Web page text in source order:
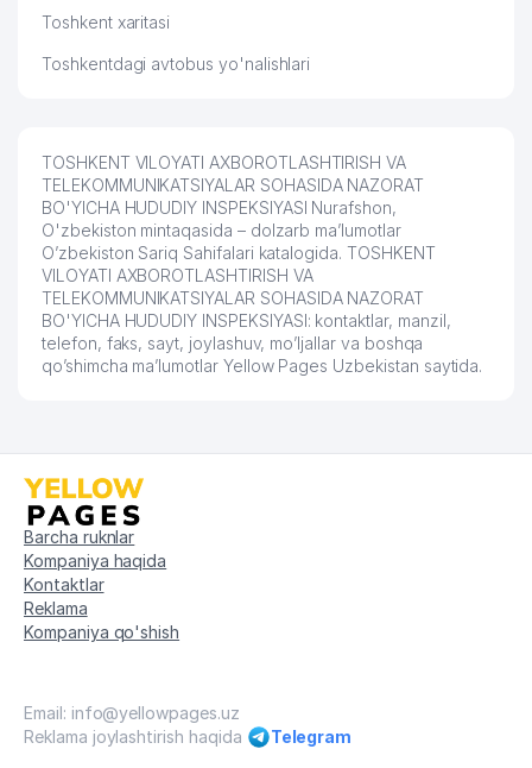
Toshkent xaritasi
Toshkentdagi avtobus yo'nalishlari
TOSHKENT VILOYATI AXBOROTLASHTIRISH VA
TELEKOMMUNIKATSIYALAR SOHASIDA NAZORAT
BO'YICHA HUDUDIY INSPEKSIYASI Nurafshon,
O'zbekiston mintaqasida – dolzarb ma’lumotlar
O’zbekiston Sariq Sahifalari katalogida. TOSHKENT
VILOYATI AXBOROTLASHTIRISH VA
TELEKOMMUNIKATSIYALAR SOHASIDA NAZORAT
BO'YICHA HUDUDIY INSPEKSIYASI: kontaktlar, manzil,
telefon, faks, sayt, joylashuv, mo’ljallar va boshqa
qo’shimcha ma’lumotlar Yellow Pages Uzbekistan saytida.
Barcha ruknlar
Kompaniya haqida
Kontaktlar
Reklama
Kompaniya qo'shish
Email: info@yellowpages.uz
Reklama joylashtirish haqida
Telegram